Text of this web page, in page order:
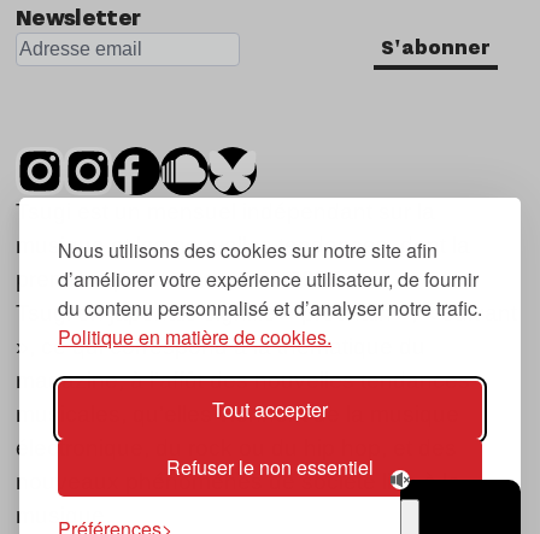
Nous utilisons des cookies sur notre site afin
d’améliorer votre expérience utilisateur, de fournir
du contenu personnalisé et d’analyser notre trafic.
Politique en matière de cookies.
Tout accepter
Refuser le non essentiel
Newsletter
S'abonner
Tsugi est un mensuel indépendant sur la
musique et les nouvelles tendances, dont la
première parution date de 2007.
Tsugi en japonais signifie « prochain », « suivant
», ce qui correspond à la thématique du
magazine, à l’affût des nouvelles tendances
musicales, qu’elles viennent de la musique
électronique, du rock ou du hip hop, et des
nouveaux phénomènes de société liés à la
musique.